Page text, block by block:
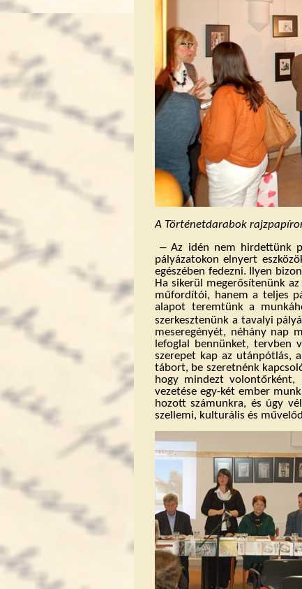
A Történetdarabok
‒Az idén nem hirdettünk
pályázatokon elnyert
egészében fedezni. Ilyen
Ha sikerül megerősítenünk
műfordítói, hanem a teljes
alapot teremtünk a
szerkesztenünk a tavalyi
meseregényét, néhány nap
lefoglal bennünket, tervben
szerepet kap az utánpótlás,
tábort, be szeretnénk
hogy mindezt volontőrként,
vezetése egy-két ember
hozott számunkra, és úgy
szellemi, kulturális és